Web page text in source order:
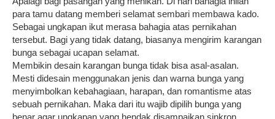
para tamu datang memberi selamat sembari membawa kado.
Sebagai ungkapan ikut merasa bahagia atas pernikahan
tersebut. Bagi yang tidak datang, biasanya mengirim karangan
bunga sebagai ucapan selamat.
Membikin desain karangan bunga tidak bisa asal-asalan.
Mesti didesain menggunakan jenis dan warna bunga yang
menyimbolkan kebahagiaan, harapan, dan romantisme atas
sebuah pernikahan. Maka dari itu wajib dipilih bunga yang
benar agar ungkapan yang hendak disampaikan sinkron